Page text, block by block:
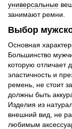
универсальные
занимают ремни.
Выбор
Основная
Большинство
которую отличает
эластичность и
ремень, не стоит
должны быть
Изделия из
внешний вид, не
любимым